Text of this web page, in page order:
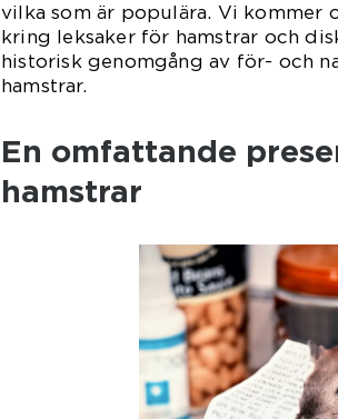
vilka som är populära. Vi kommer
kring leksaker för hamstrar och
historisk genomgång av för- och
hamstrar.
En omfattande
hamstrar